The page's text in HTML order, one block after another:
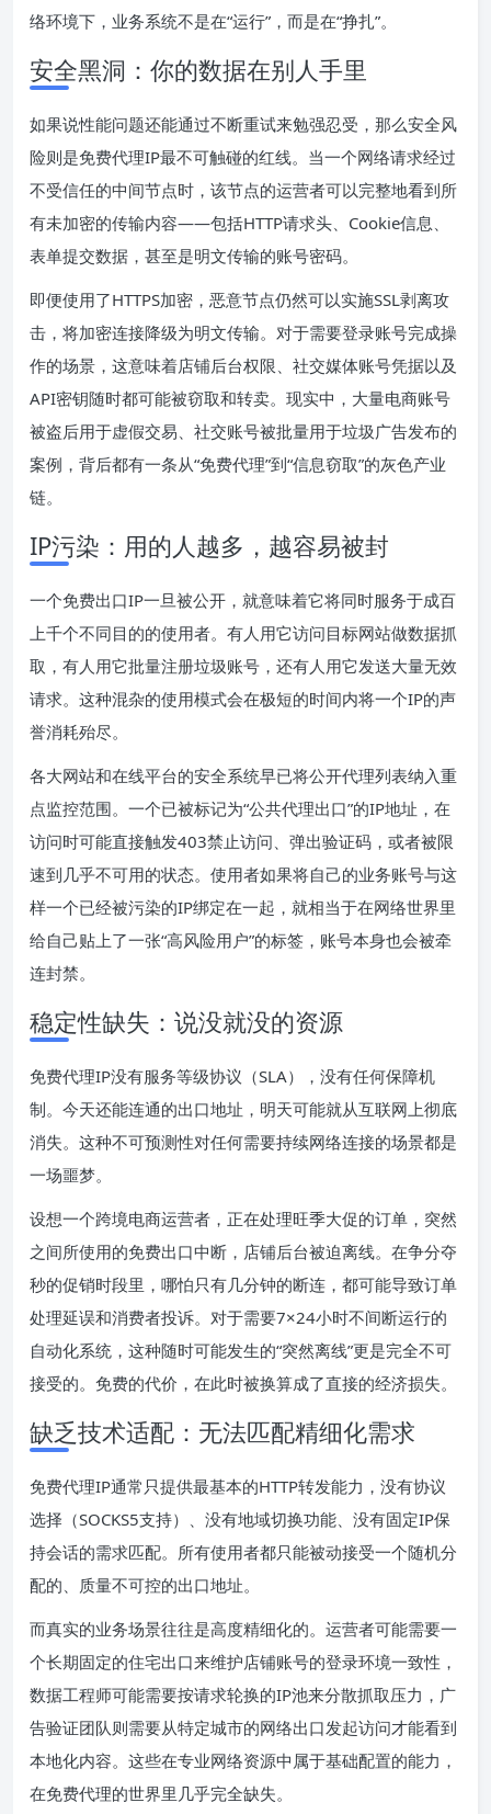
络环境下，业务系统不是在“运行”，而是在“挣扎”。
安全黑洞：你的数据在别人手里
如果说性能问题还能通过不断重试来勉强忍受，那么安全风
险则是免费代理IP最不可触碰的红线。当一个网络请求经过
不受信任的中间节点时，该节点的运营者可以完整地看到所
有未加密的传输内容——包括HTTP请求头、Cookie信息、
表单提交数据，甚至是明文传输的账号密码。
即便使用了HTTPS加密，恶意节点仍然可以实施SSL剥离攻
击，将加密连接降级为明文传输。对于需要登录账号完成操
作的场景，这意味着店铺后台权限、社交媒体账号凭据以及
API密钥随时都可能被窃取和转卖。现实中，大量电商账号
被盗后用于虚假交易、社交账号被批量用于垃圾广告发布的
案例，背后都有一条从“免费代理”到“信息窃取”的灰色产业
链。
IP污染：用的人越多，越容易被封
一个免费出口IP一旦被公开，就意味着它将同时服务于成百
上千个不同目的的使用者。有人用它访问目标网站做数据抓
取，有人用它批量注册垃圾账号，还有人用它发送大量无效
请求。这种混杂的使用模式会在极短的时间内将一个IP的声
誉消耗殆尽。
各大网站和在线平台的安全系统早已将公开代理列表纳入重
点监控范围。一个已被标记为“公共代理出口”的IP地址，在
访问时可能直接触发403禁止访问、弹出验证码，或者被限
速到几乎不可用的状态。使用者如果将自己的业务账号与这
样一个已经被污染的IP绑定在一起，就相当于在网络世界里
给自己贴上了一张“高风险用户”的标签，账号本身也会被牵
连封禁。
稳定性缺失：说没就没的资源
免费代理IP没有服务等级协议（SLA），没有任何保障机
制。今天还能连通的出口地址，明天可能就从互联网上彻底
消失。这种不可预测性对任何需要持续网络连接的场景都是
一场噩梦。
设想一个跨境电商运营者，正在处理旺季大促的订单，突然
之间所使用的免费出口中断，店铺后台被迫离线。在争分夺
秒的促销时段里，哪怕只有几分钟的断连，都可能导致订单
处理延误和消费者投诉。对于需要7×24小时不间断运行的
自动化系统，这种随时可能发生的“突然离线”更是完全不可
接受的。免费的代价，在此时被换算成了直接的经济损失。
缺乏技术适配：无法匹配精细化需求
免费代理IP通常只提供最基本的HTTP转发能力，没有协议
选择（SOCKS5支持）、没有地域切换功能、没有固定IP保
持会话的需求匹配。所有使用者都只能被动接受一个随机分
配的、质量不可控的出口地址。
而真实的业务场景往往是高度精细化的。运营者可能需要一
个长期固定的住宅出口来维护店铺账号的登录环境一致性，
数据工程师可能需要按请求轮换的IP池来分散抓取压力，广
告验证团队则需要从特定城市的网络出口发起访问才能看到
本地化内容。这些在专业网络资源中属于基础配置的能力，
在免费代理的世界里几乎完全缺失。